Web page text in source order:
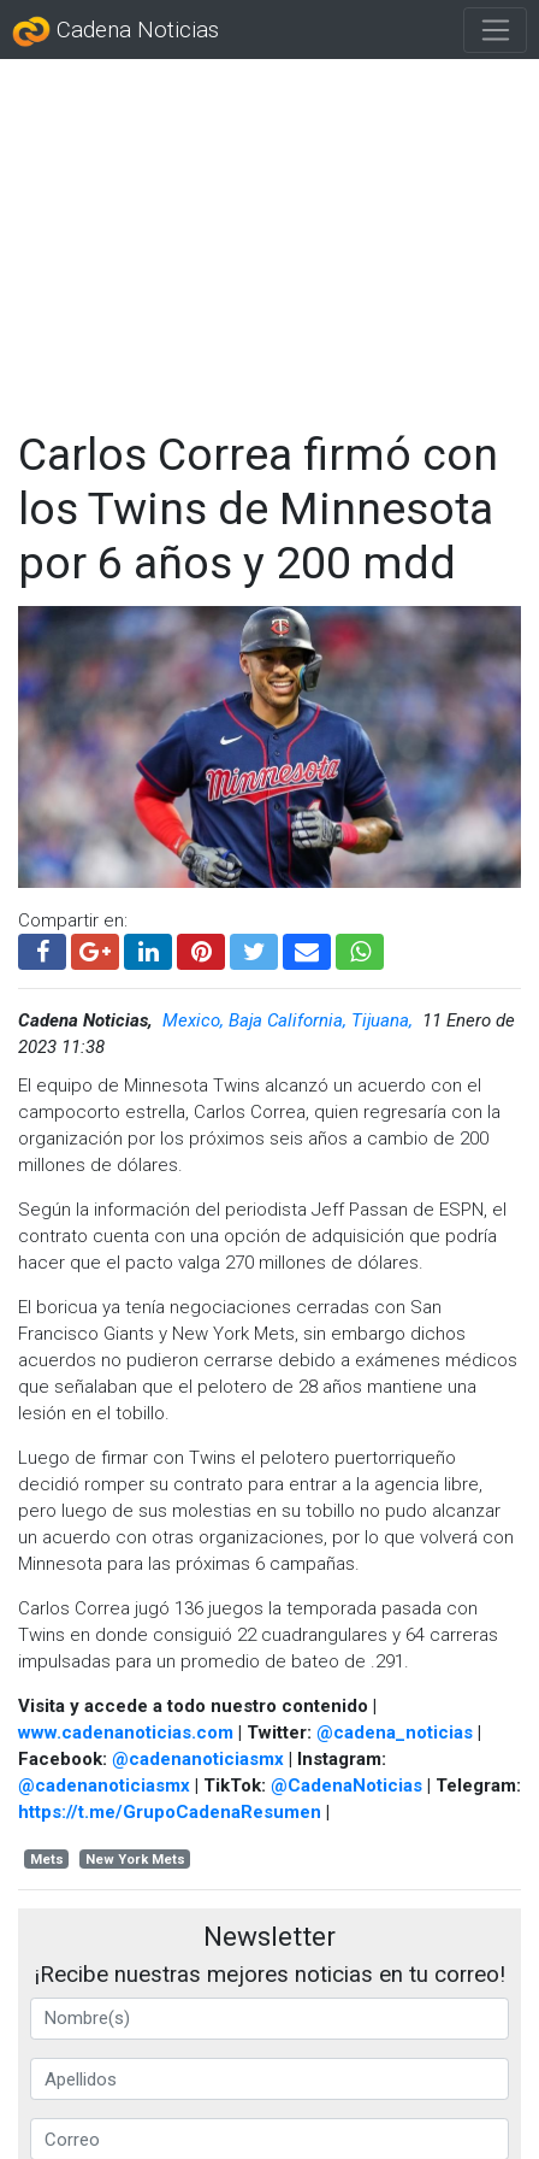
Cadena Noticias
Carlos Correa firmó con
los Twins de Minnesota
por 6 años y 200 mdd
Compartir en:
Cadena Noticias, Mexico, Baja California, Tijuana,
11 Enero de
2023 11:38
El equipo de Minnesota Twins alcanzó un acuerdo con el
campocorto estrella, Carlos Correa, quien regresaría con la
organización por los próximos seis años a cambio de 200
millones de dólares.
Según la información del periodista Jeff Passan de ESPN, el
contrato cuenta con una opción de adquisición que podría
hacer que el pacto valga 270 millones de dólares.
El boricua ya tenía negociaciones cerradas con San
Francisco Giants y New York Mets, sin embargo dichos
acuerdos no pudieron cerrarse debido a exámenes médicos
que señalaban que el pelotero de 28 años mantiene una
lesión en el tobillo.
Luego de firmar con Twins el pelotero puertorriqueño
decidió romper su contrato para entrar a la agencia libre,
pero luego de sus molestias en su tobillo no pudo alcanzar
un acuerdo con otras organizaciones, por lo que volverá con
Minnesota para las próximas 6 campañas.
Carlos Correa jugó 136 juegos la temporada pasada con
Twins en donde consiguió 22 cuadrangulares y 64 carreras
impulsadas para un promedio de bateo de .291.
Visita y accede a todo nuestro contenido |
www.cadenanoticias.com | Twitter: @cadena_noticias |
Facebook: @cadenanoticiasmx | Instagram:
@cadenanoticiasmx | TikTok: @CadenaNoticias | Telegram:
https://t.me/GrupoCadenaResumen |
Mets New York Mets
Newsletter
¡Recibe nuestras mejores noticias en tu correo!